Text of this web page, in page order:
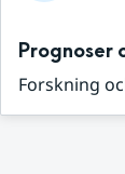
Prognoser
Forskning